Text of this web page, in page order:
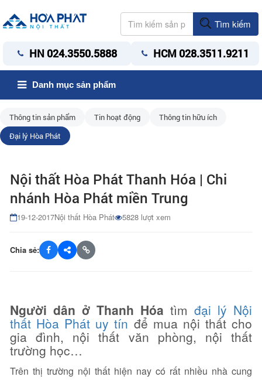
Tìm kiếm
HN 024.3550.5888 HCM 028.3511.9211
Danh mục sản phẩm
Thông tin sản phẩm Tin hoạt động
Thông tin hữu ích
Đại lý Hòa Phát
Nội thất Hòa Phát Thanh Hóa | Chi
nhánh Hòa Phát miền Trung
19-12-2017Nội thất Hòa Phát 5828 lượt xem
Chia sẻ:
Người dân ở Thanh Hóa tìm đại lý Nội
thất Hòa Phát uy tín để mua nội thất cho
gia đình, nội thất văn phòng, nội thất
trường học…
Trên thị trường nội thất hiện nay có rất nhiều nhà cung